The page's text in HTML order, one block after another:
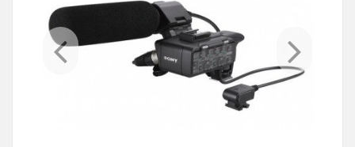
Previous